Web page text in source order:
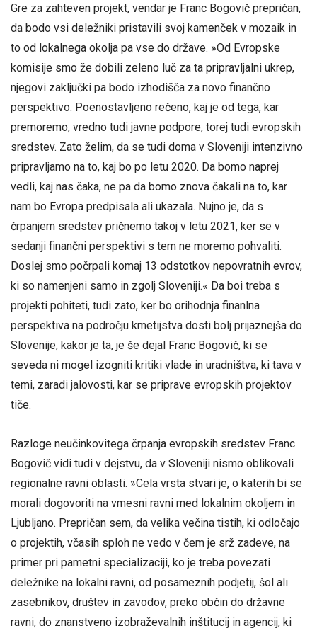
Gre za zahteven projekt, vendar je Franc Bogovič prepričan,
da bodo vsi deležniki pristavili svoj kamenček v mozaik in
to od lokalnega okolja pa vse do države. »Od Evropske
komisije smo že dobili zeleno luč za ta pripravljalni ukrep,
njegovi zaključki pa bodo izhodišča za novo finančno
perspektivo. Poenostavljeno rečeno, kaj je od tega, kar
premoremo, vredno tudi javne podpore, torej tudi evropskih
sredstev. Zato želim, da se tudi doma v Sloveniji intenzivno
pripravljamo na to, kaj bo po letu 2020. Da bomo naprej
vedli, kaj nas čaka, ne pa da bomo znova čakali na to, kar
nam bo Evropa predpisala ali ukazala. Nujno je, da s
črpanjem sredstev pričnemo takoj v letu 2021, ker se v
sedanji finančni perspektivi s tem ne moremo pohvaliti.
Doslej smo počrpali komaj 13 odstotkov nepovratnih evrov,
ki so namenjeni samo in zgolj Sloveniji.« Da boi treba s
projekti pohiteti, tudi zato, ker bo orihodnja finanlna
perspektiva na področju kmetijstva dosti bolj prijaznejša do
Slovenije, kakor je ta, je še dejal Franc Bogovič, ki se
seveda ni mogel izogniti kritiki vlade in uradništva, ki tava v
temi, zaradi jalovosti, kar se priprave evropskih projektov
tiče.
Razloge neučinkovitega črpanja evropskih sredstev Franc
Bogovič vidi tudi v dejstvu, da v Sloveniji nismo oblikovali
regionalne ravni oblasti. »Cela vrsta stvari je, o katerih bi se
morali dogovoriti na vmesni ravni med lokalnim okoljem in
Ljubljano. Prepričan sem, da velika večina tistih, ki odločajo
o projektih, včasih sploh ne vedo v čem je srž zadeve, na
primer pri pametni specializaciji, ko je treba povezati
deležnike na lokalni ravni, od posameznih podjetij, šol ali
zasebnikov, društev in zavodov, preko občin do državne
ravni, do znanstveno izobraževalnih inštitucij in agencij, ki